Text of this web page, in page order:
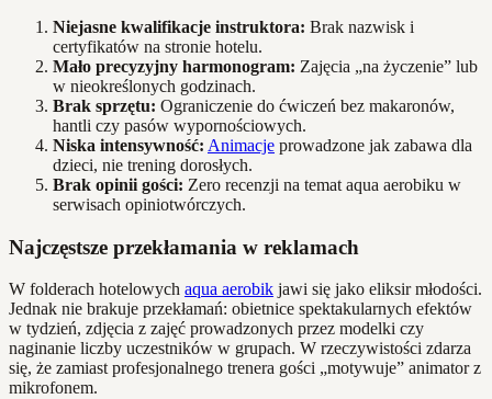
Niejasne kwalifikacje instruktora: Brak nazwisk i
certyfikatów na stronie hotelu.
Mało precyzyjny harmonogram: Zajęcia „na życzenie” lub
w nieokreślonych godzinach.
Brak sprzętu: Ograniczenie do ćwiczeń bez makaronów,
hantli czy pasów wypornościowych.
Niska intensywność: Animacje prowadzone jak zabawa dla
dzieci, nie trening dorosłych.
Brak opinii gości: Zero recenzji na temat aqua aerobiku w
serwisach opiniotwórczych.
Najczęstsze przekłamania w reklamach
W folderach hotelowych aqua aerobik jawi się jako eliksir młodości.
Jednak nie brakuje przekłamań: obietnice spektakularnych efektów
w tydzień, zdjęcia z zajęć prowadzonych przez modelki czy
naginanie liczby uczestników w grupach. W rzeczywistości zdarza
się, że zamiast profesjonalnego trenera gości „motywuje” animator z
mikrofonem.